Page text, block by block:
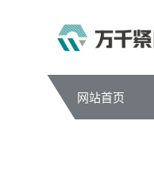
网站首页